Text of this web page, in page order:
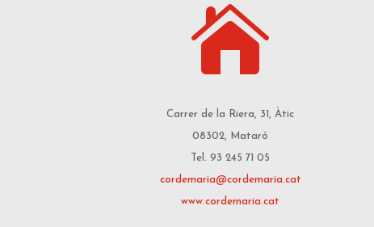

Carrer de la Riera, 31, Àtic
08302, Mataró
Tel. 93 245 71 05
cordemaria@cordemaria.cat
www.cordemaria.cat